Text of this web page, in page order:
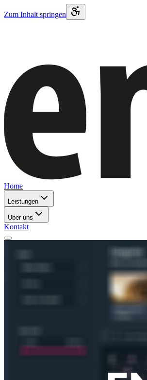
Zum Inhalt springen
Home
Leistungen
Über uns
Kontakt